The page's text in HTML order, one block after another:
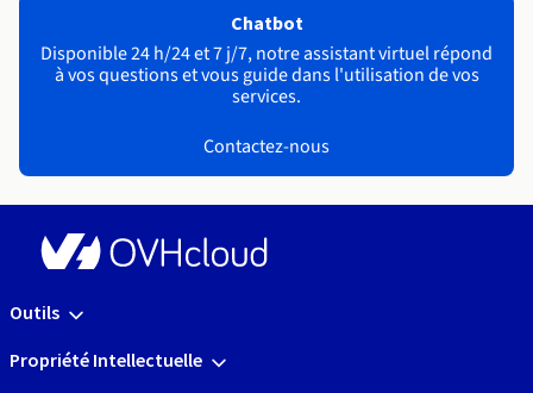
Chatbot
Disponible 24 h/24 et 7 j/7, notre assistant virtuel répond
à vos questions et vous guide dans l'utilisation de vos
services.
Contactez-nous
Outils
Propriété Intellectuelle